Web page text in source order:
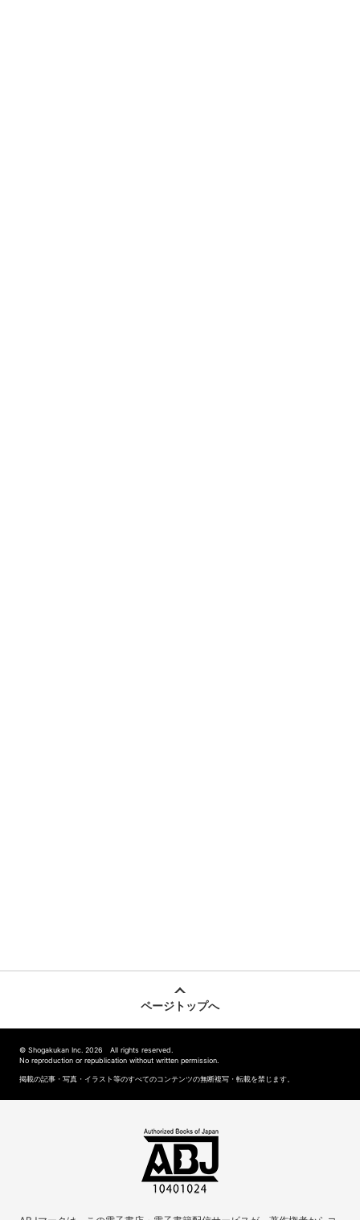
ページトップへ
© Shogakukan Inc. 2026 All rights reserved.
No reproduction or republication without written permission.
掲載の記事・写真・イラスト等のすべてのコンテンツの無断複写・転載を禁じます。